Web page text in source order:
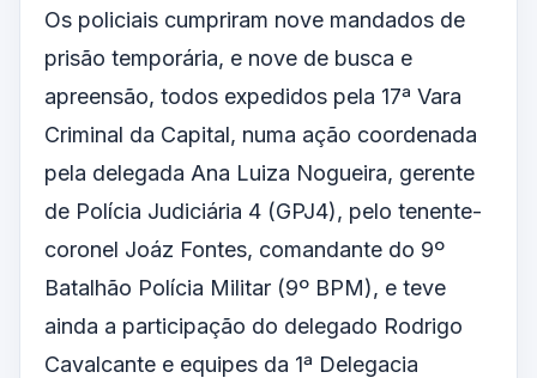
Os policiais cumpriram nove mandados de
prisão temporária, e nove de busca e
apreensão, todos expedidos pela 17ª Vara
Criminal da Capital, numa ação coordenada
pela delegada Ana Luiza Nogueira, gerente
de Polícia Judiciária 4 (GPJ4), pelo tenente-
coronel Joáz Fontes, comandante do 9º
Batalhão Polícia Militar (9º BPM), e teve
ainda a participação do delegado Rodrigo
Cavalcante e equipes da 1ª Delegacia